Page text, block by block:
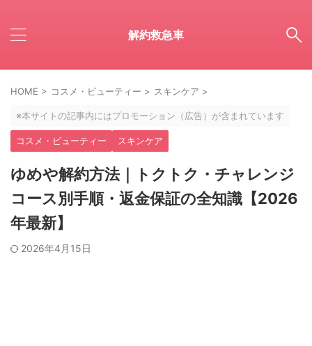
解約救急車
HOME > コスメ・ビューティー > スキンケア >
※本サイトの記事内にはプロモーション（広告）が含まれています
コスメ・ビューティー スキンケア
ゆめや解約方法｜トクトク・チャレンジ
コース別手順・返金保証の全知識【2026
年最新】
2026年4月15日